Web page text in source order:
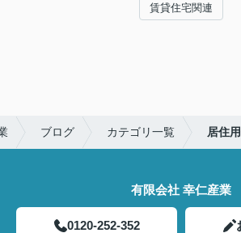
賃貸住宅関連
ブログ カテゴリ一覧 居住
有限会社 幸仁産業
0120-252-352